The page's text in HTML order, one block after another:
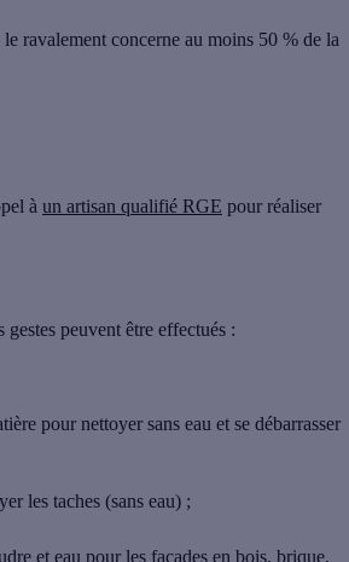
ravalement concerne au moins 50 % de la
à un artisan qualifié RGE pour réaliser
peuvent être effectués :
pour nettoyer sans eau et se débarrasser
les taches (sans eau) ;
et eau pour les façades en bois, brique,